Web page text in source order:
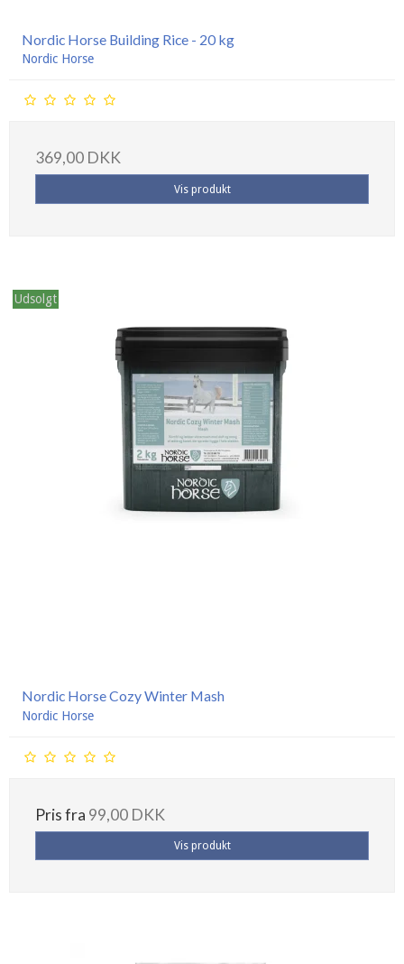
Nordic Horse Building Rice - 20 kg
Nordic Horse
369,00 DKK
Vis produkt
Udsolgt
Nordic Horse Cozy Winter Mash
Nordic Horse
Pris fra 99,00 DKK
Vis produkt